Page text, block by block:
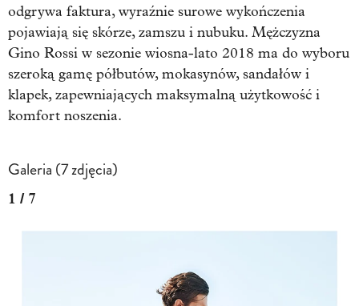
odgrywa faktura, wyraźnie surowe wykończenia
pojawiają się skórze, zamszu i nubuku. Mężczyzna
Gino Rossi w sezonie wiosna-lato 2018 ma do wyboru
szeroką gamę półbutów, mokasynów, sandałów i
klapek, zapewniających maksymalną użytkowość i
komfort noszenia.
Galeria (7 zdjęcia)
1 / 7